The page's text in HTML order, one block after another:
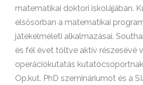
matematikai doktori iskolájában.
elsősorban a matematikai
játékelméleti alkalmazásai.
és fél évet töltve aktív részesévé
operációkutatás
Op.kut. PhD szemináriumot és a